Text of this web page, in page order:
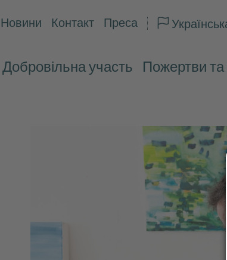
Добровільна участь Пожертви та
Новини Контакт Преса